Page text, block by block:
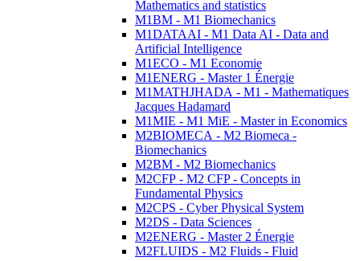
Mathematics and statistics
M1BM - M1 Biomechanics
M1DATAAI - M1 Data AI - Data and
Artificial Intelligence
M1ECO - M1 Economie
M1ENERG - Master 1 Énergie
M1MATHJHADA - M1 - Mathematiques
Jacques Hadamard
M1MIE - M1 MiE - Master in Economics
M2BIOMECA - M2 Biomeca -
Biomechanics
M2BM - M2 Biomechanics
M2CFP - M2 CFP - Concepts in
Fundamental Physics
M2CPS - Cyber Physical System
M2DS - Data Sciences
M2ENERG - Master 2 Énergie
M2FLUIDS - M2 Fluids - Fluid